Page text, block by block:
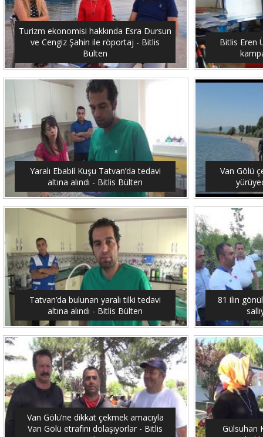
Turizm ekonomisi hakkında Esra Dursun
ve Cengiz Şahin ile röportaj - Bitlis
Bülten
Bitlis Eren
Yaralı Ebabil Kuşu Tatvan’da tedavi
altına alındı - Bitlis Bülten
Van Gölü
Tatvan’da bulunan yaralı tilki tedavi
altına alındı - Bitlis Bülten
81 ilin
Van Gölü’ne dikkat çekmek amacıyla
Van Gölü etrafını dolaşıyorlar - Bitlis
Gülsuhan